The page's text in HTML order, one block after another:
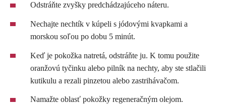
Odstráňte zvyšky predchádzajúceho náteru.
Nechajte nechtík v kúpeli s jódovými kvapkami a
morskou soľou po dobu 5 minút.
Keď je pokožka natretá, odstráňte ju. K tomu použite
oranžovú tyčinku alebo pilník na nechty, aby ste stlačili
kutikulu a rezali pinzetou alebo zastrihávačom.
Namažte oblasť pokožky regeneračným olejom.